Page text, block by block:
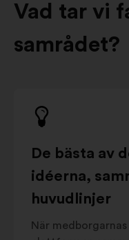
Vad tar vi
samrådet?
De bästa av
idéerna,
huvudlinjer
När